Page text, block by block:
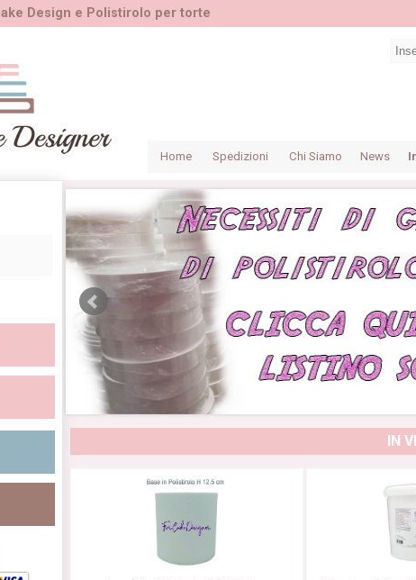
Design e Polistirolo per torte
Home
Spedizioni Chi Siamo News
IN